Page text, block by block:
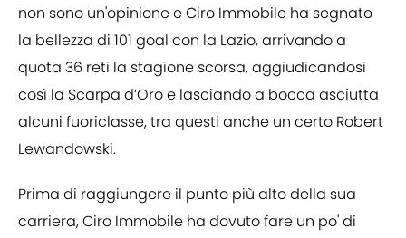
non sono un'opinione e Ciro Immobile ha segnato
la bellezza di 101 goal con la Lazio, arrivando a
quota 36 reti la stagione scorsa, aggiudicandosi
così la Scarpa d’Oro e lasciando a bocca asciutta
alcuni fuoriclasse, tra questi anche un certo Robert
Lewandowski.
Prima di raggiungere il punto più alto della sua
carriera, Ciro Immobile ha dovuto fare un po' di